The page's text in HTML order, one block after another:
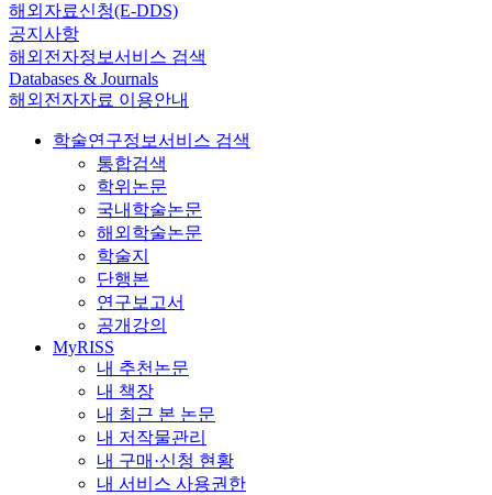
해외자료신청(E-DDS)
공지사항
해외전자정보서비스 검색
Databases & Journals
해외전자자료 이용안내
학술연구정보서비스 검색
통합검색
학위논문
국내학술논문
해외학술논문
학술지
단행본
연구보고서
공개강의
MyRISS
내 추천논문
내 책장
내 최근 본 논문
내 저작물관리
내 구매·신청 현황
내 서비스 사용권한